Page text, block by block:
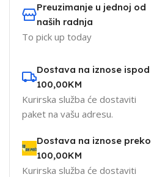
Preuzimanje u jednoj od
naših radnja
To pick up today
Dostava na iznose ispod
100,00KM
Kurirska služba će dostaviti
paket na vašu adresu.
Dostava na iznose preko
100,00KM
Kurirska služba će dostaviti